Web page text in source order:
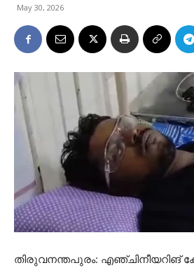
May 30, 2026
തിരുവനന്തപുരം: